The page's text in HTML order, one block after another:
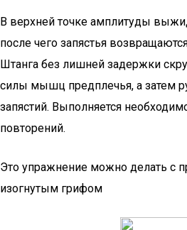
В верхней точке амплитуды
после чего запястья
Штанга без лишней задержки
силы мышц предплечья, а затем
запястий. Выполняется
повторений.
Это упражнение можно делать с
изогнутым грифом